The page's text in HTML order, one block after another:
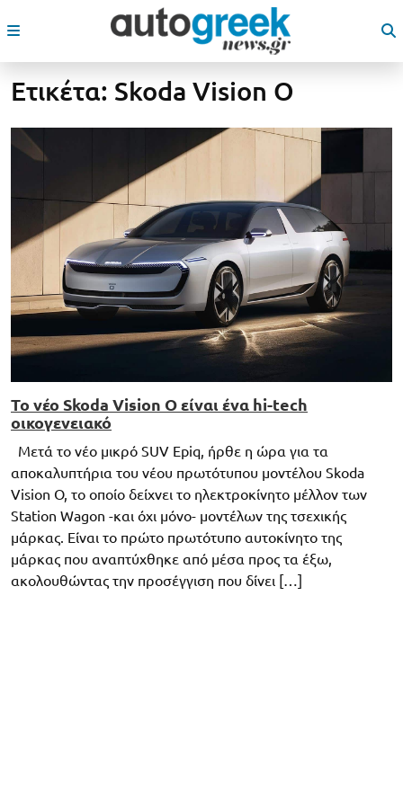
Ετικέτα: Skoda Vision O
Το νέο Skoda Vision O είναι ένα hi-tech
οικογενειακό
Μετά το νέο μικρό SUV Epiq, ήρθε η ώρα για τα
αποκαλυπτήρια του νέου πρωτότυπου μοντέλου Skoda
Vision O, το οποίο δείχνει το ηλεκτροκίνητο μέλλον των
Station Wagon -και όχι μόνο- μοντέλων της τσεχικής
μάρκας. Είναι το πρώτο πρωτότυπο αυτοκίνητο της
μάρκας που αναπτύχθηκε από μέσα προς τα έξω,
ακολουθώντας την προσέγγιση που δίνει […]